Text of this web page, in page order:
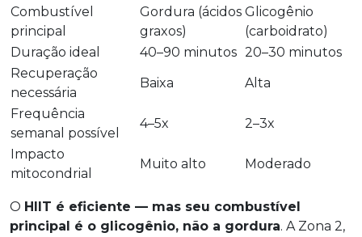
Combustível
principal
Gordura (ácidos
graxos)
Glicogênio
(carboidrato)
Duração ideal
40–90 minutos 20–30 minutos
Recuperação
necessária
Baixa
Alta
Frequência
semanal possível
4–5x
2–3x
Impacto
mitocondrial
Muito alto Moderado
O HIIT é eficiente — mas seu combustível
principal é o glicogênio, não a gordura. A Zona 2,